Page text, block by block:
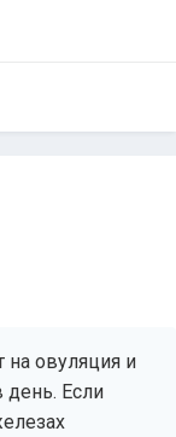
овуляция и
день. Если